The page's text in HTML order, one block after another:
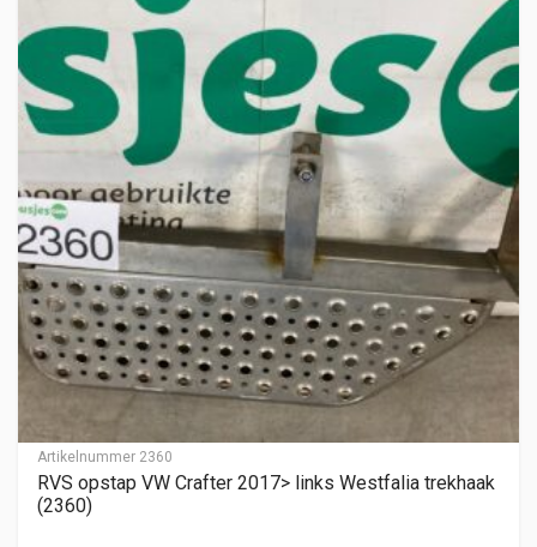
Artikelnummer 2360
RVS opstap VW Crafter 2017> links Westfalia trekhaak
(2360)